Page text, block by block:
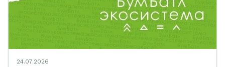
24.07.2026